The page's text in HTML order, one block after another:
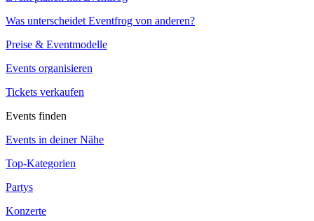
Was unterscheidet Eventfrog von anderen?
Preise & Eventmodelle
Events organisieren
Tickets verkaufen
Events finden
Events in deiner Nähe
Top-Kategorien
Partys
Konzerte